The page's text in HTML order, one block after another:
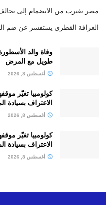
مصر تقترب من الانضمام إلى
الغرافة القطري يستفسر عن ضم
وفاة والد
طويل مع المرض
أغسطس 8, 2026
كولومبيا تغيّر
الاعتراف بسيادة
أغسطس 8, 2026
كولومبيا تغيّر
الاعتراف بسيادة
أغسطس 8, 2026